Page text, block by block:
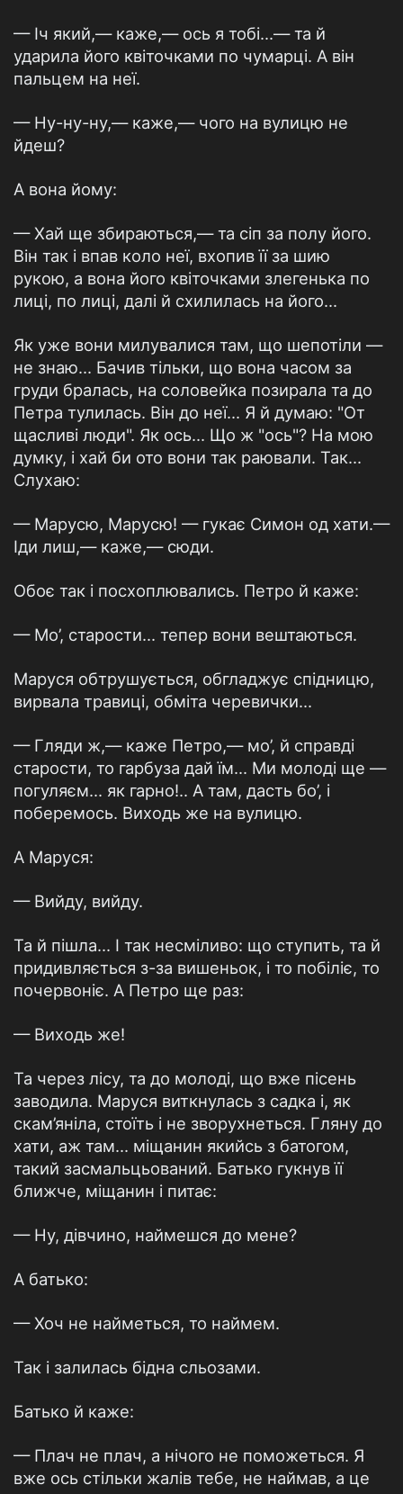
— Іч який,— каже,— ось я тобі...— та й
ударила його квіточками по чумарці. А він
пальцем на неї.
— Ну-ну-ну,— каже,— чого на вулицю не
йдеш?
А вона йому:
— Хай ще збираються,— та сіп за полу його.
Він так і впав коло неї, вхопив її за шию
рукою, а вона його квіточками злегенька по
лиці, по лиці, далі й схилилась на його...
Як уже вони милувалися там, що шепотіли —
не знаю... Бачив тільки, що вона часом за
груди бралась, на соловейка позирала та до
Петра тулилась. Він до неї... Я й думаю: "От
щасливі люди". Як ось... Що ж "ось"? На мою
думку, і хай би ото вони так раювали. Так...
Слухаю:
— Марусю, Марусю! — гукає Симон од хати.—
Іди лиш,— каже,— сюди.
Обоє так і посхоплювались. Петро й каже:
— Мо’, старости... тепер вони вештаються.
Маруся обтрушується, обгладжує спідницю,
вирвала травиці, обміта черевички...
— Гляди ж,— каже Петро,— мо’, й справді
старости, то гарбуза дай їм... Ми молоді ще —
погуляєм... як гарно!.. А там, дасть бо’, і
поберемось. Виходь же на вулицю.
А Маруся:
— Вийду, вийду.
Та й пішла... І так несміливо: що ступить, та й
придивляється з-за вишеньок, і то побіліє, то
почервоніє. А Петро ще раз:
— Виходь же!
Та через лісу, та до молоді, що вже пісень
заводила. Маруся виткнулась з садка і, як
скам’яніла, стоїть і не зворухнеться. Гляну до
хати, аж там... міщанин якийсь з батогом,
такий засмальцьований. Батько гукнув її
ближче, міщанин і питає:
— Ну, дівчино, наймешся до мене?
А батько:
— Хоч не найметься, то наймем.
Так і залилась бідна сльозами.
Батько й каже:
— Плач не плач, а нічого не поможеться. Я
вже ось стільки жалів тебе, не наймав, а це